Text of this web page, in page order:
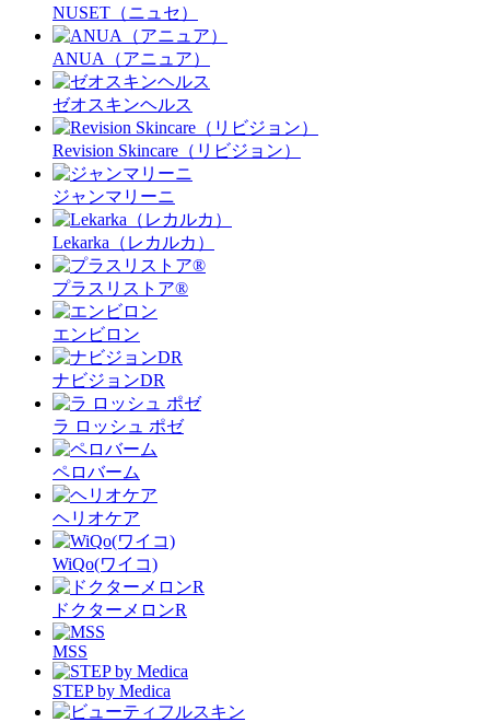
NUSET（ニュセ）
ANUA（アニュア）
ゼオスキンヘルス
Revision Skincare（リビジョン）
ジャンマリーニ
Lekarka（レカルカ）
プラスリストア®︎
エンビロン
ナビジョンDR
ラ ロッシュ ポゼ
ペロバーム
ヘリオケア
WiQo(ワイコ)
ドクターメロンR
MSS
STEP by Medica